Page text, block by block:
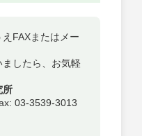
FAXまたはメー
ましたら、お気軽
所
03-3539-3013